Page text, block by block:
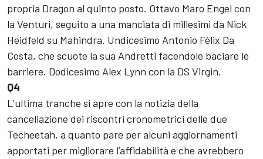
propria Dragon al quinto posto. Ottavo Maro Engel con
la Venturi, seguito a una manciata di millesimi da Nick
Heidfeld su Mahindra. Undicesimo Antonio Félix Da
Costa, che scuote la sua Andretti facendole baciare le
barriere. Dodicesimo Alex Lynn con la DS Virgin.
Q4
L’ultima tranche si apre con la notizia della
cancellazione dei riscontri cronometrici delle due
Techeetah, a quanto pare per alcuni aggiornamenti
apportati per migliorare l’affidabilità e che avrebbero